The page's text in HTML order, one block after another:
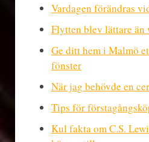
Vardagen förändras
Flytten blev lättare än
Ge ditt hem i Malmö
fönster
När jag behövde en
Tips för
Kul fakta om C.S.